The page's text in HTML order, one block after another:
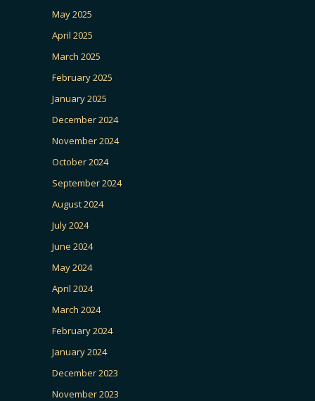
May 2025
April 2025
March 2025
February 2025
January 2025
December 2024
November 2024
October 2024
September 2024
August 2024
July 2024
June 2024
May 2024
April 2024
March 2024
February 2024
January 2024
December 2023
November 2023